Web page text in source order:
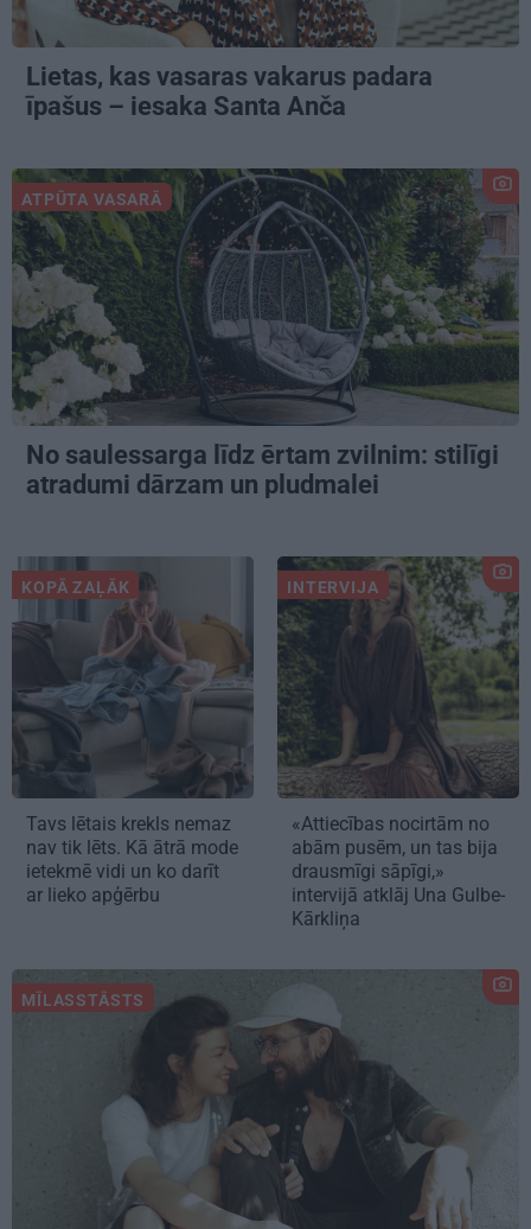
Lietas, kas vasaras vakarus padara
īpašus – iesaka Santa Anča
ATPŪTA VASARĀ
No saulessarga līdz ērtam zvilnim: stilīgi
atradumi dārzam un pludmalei
KOPĀ ZAĻĀK
Tavs lētais krekls nemaz
nav tik lēts. Kā ātrā mode
ietekmē vidi un ko darīt
ar lieko apģērbu
INTERVIJA
«Attiecības nocirtām no
abām pusēm, un tas bija
drausmīgi sāpīgi,»
intervijā atklāj Una Gulbe-
Kārkliņa
MĪLASSTĀSTS